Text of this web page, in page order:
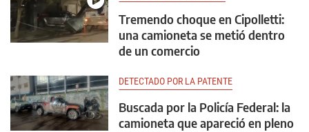
Tremendo choque en Cipolletti:
una camioneta se metió dentro
de un comercio
DETECTADO POR LA PATENTE
Buscada por la Policía Federal: la
camioneta que apareció en pleno